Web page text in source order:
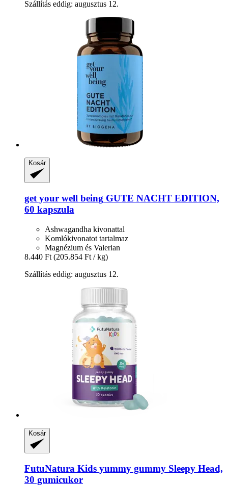
Szállítás eddig: augusztus 12.
Kosár
get your well being GUTE NACHT EDITION,
60 kapszula
Ashwagandha kivonattal
Komlókivonatot tartalmaz
Magnézium és Valerian
8.440 Ft (205.854 Ft / kg)
Szállítás eddig: augusztus 12.
Kosár
FutuNatura Kids yummy gummy Sleepy Head,
30 gumicukor